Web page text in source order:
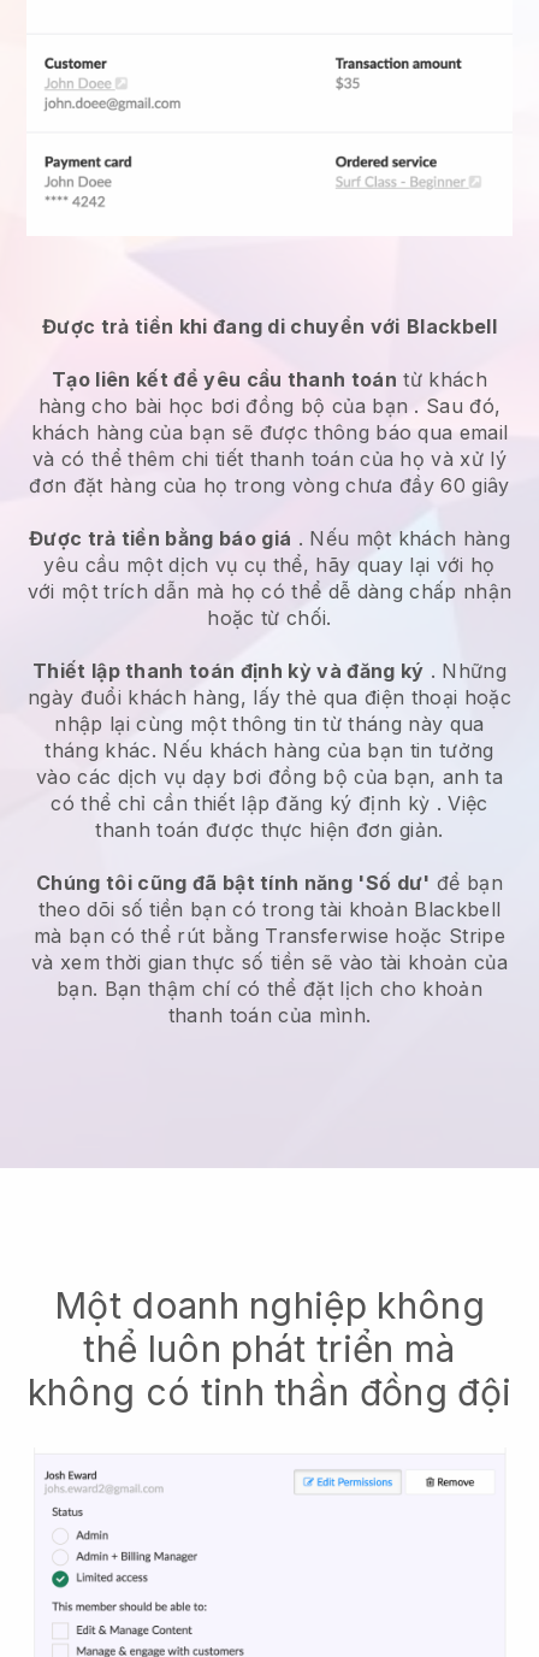
Được trả tiền khi đang di chuyển với Blackbell
Tạo liên kết để yêu cầu thanh toán từ khách
hàngcho bài học bơi đồng bộ của bạn . Sau đó,
khách hàng của bạn sẽ được thông báo qua email
và có thể thêm chi tiết thanh toán của họ và xử lý
đơn đặt hàng của họ trong vòng chưa đầy 60 giây
Được trả tiền bằng báo giá . Nếu một khách hàng
yêu cầu một dịch vụ cụ thể, hãy quay lại với họ
với một trích dẫn mà họ có thể dễ dàng chấp nhận
hoặc từ chối.
Thiết lập thanh toán định kỳ và đăng ký . Những
ngày đuổi khách hàng, lấy thẻ qua điện thoại hoặc
nhập lại cùng một thông tin từ tháng này qua
tháng khác. Nếu khách hàng của bạn tin tưởng
vào các dịch vụ dạy bơi đồng bộ của bạn, anh ta
có thể chỉ cần thiết lập đăng ký định kỳ . Việc
thanh toán được thực hiện đơn giản.
Chúng tôi cũng đã bật tính năng 'Số dư' để bạn
theo dõi số tiền bạn có trong tài khoản Blackbell
mà bạn có thể rút bằng Transferwise hoặc Stripe
và xem thời gian thực số tiền sẽ vào tài khoản của
bạn. Bạn thậm chí có thể đặt lịch cho khoản
thanh toán của mình.
Một doanh nghiệp không
thể luôn phát triển mà
không có tinh thần đồng đội